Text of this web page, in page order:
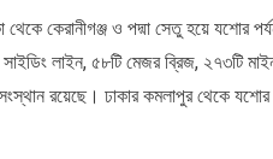
থেকে কেরানীগঞ্জ ও পদ্মা সেতু হয়ে
লাইন, ৫৮টি মেজর ব্রিজ, ২৭৩টি
রয়েছে। ঢাকার কমলাপুর থেকে যশোর